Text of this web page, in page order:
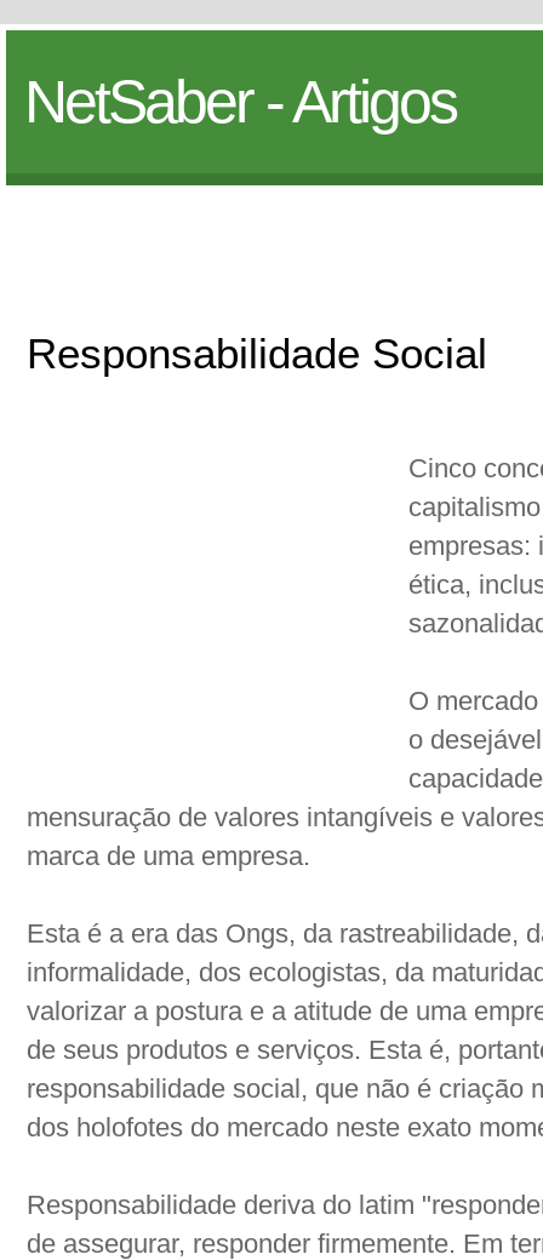
NetSaber - Artigos
Responsabilidade Social
Cinco
empresas:
ética,
O
o
mensuração de valores intangíveis e
marca de uma empresa.
Esta é a era das Ongs, da rastreabilidade,
informalidade, dos ecologistas, da
valorizar a postura e a atitude de uma
de seus produtos e serviços. Esta é,
responsabilidade social, que não é criação
dos holofotes do mercado neste exato
Responsabilidade deriva do latim
de assegurar, responder firmemente. Em